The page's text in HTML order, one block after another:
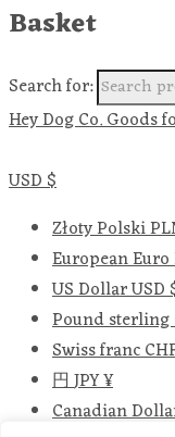
Basket
Search for:
Hey Dog Co. Goods
USD $
Złoty Polski
European Euro
US DollarUSD
Pound sterling
Swiss franc
円JPY ¥
Canadian